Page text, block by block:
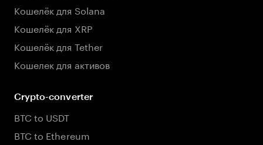
Кошелёк для Solana
Кошелёк для XRP
Кошелёк для Tether
Кошелек для активов
Crypto-converter
BTC to USDT
BTC to Ethereum